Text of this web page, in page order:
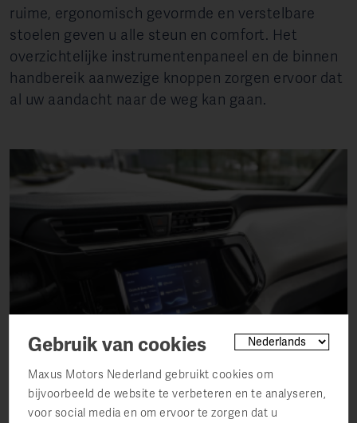
ruime, ergonomisch gevormde en verstelbare
stoelen geven u alle steun en comfort. Het
overzichtelijke instrumentenpaneel en de binnen
handbereik aanwezige knoppen zorgen ervoor dat
al uw aandacht naar de weg kan gaan.
Gebruik van cookies
Maxus Motors Nederland gebruikt cookies om
bijvoorbeeld de website te verbeteren en te analyseren,
voor social media en om ervoor te zorgen dat u